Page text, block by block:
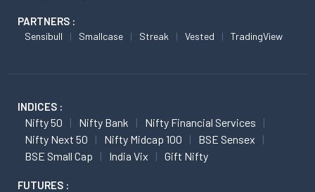
PARTNERS :
Sensibull Smallcase Streak Vested TradingView
INDICES :
Nifty 50 Nifty Bank
Nifty Financial Services
Nifty Next 50
Nifty Midcap 100
BSE Sensex
BSE Small Cap
India Vix Gift Nifty
FUTURES :